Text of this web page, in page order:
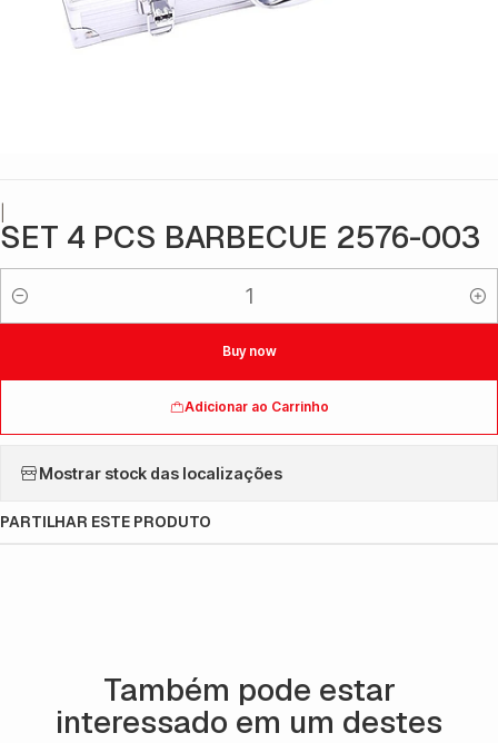
SET 4 PCS BARBECUE 2576-003
Quantidade
Adicionar ao Carrinho
Buy now
Mostrar stock das localizações
PARTILHAR ESTE PRODUTO
Também pode estar
interessado em um destes